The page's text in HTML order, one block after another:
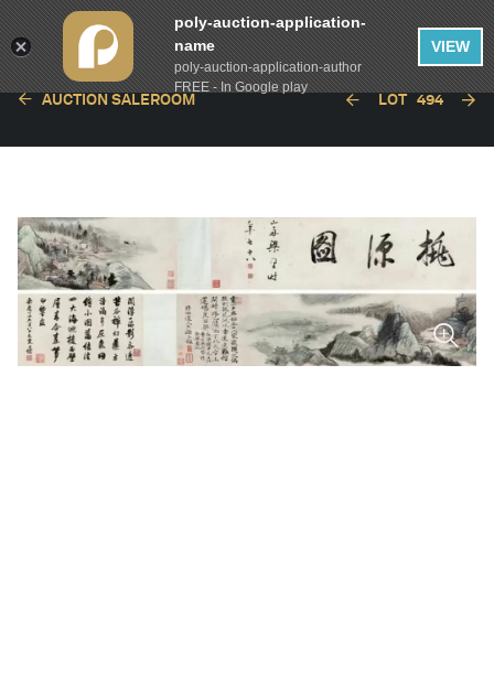
AUCTION SALEROOM LOT 494
poly-auction-application-
name
poly-auction-application-author
FREE - In Google play
VIEW